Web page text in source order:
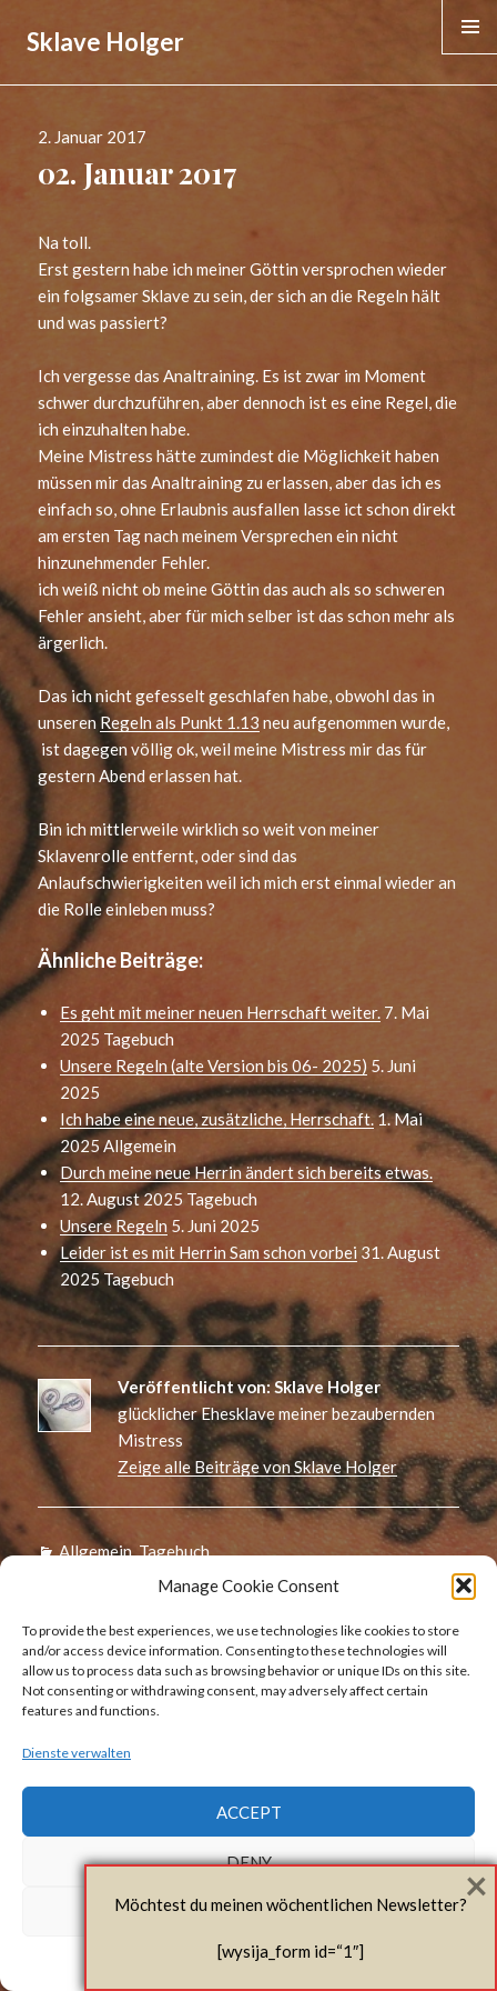
Manage Cookie Consent
To provide the best experiences, we use technologies like cookies to store
and/or access device information. Consenting to these technologies will
allow us to process data such as browsing behavior or unique IDs on this site.
Not consenting or withdrawing consent, may adversely affect certain
features and functions.
Dienste verwalten
ACCEPT
DENY
VIEW PREFERENCES
Cookie Policy
Sklave Holger
Veröffentlicht
2. Januar 2017
02. Januar 2017
Na toll.
Erst gestern habe ich meiner Göttin versprochen wieder
ein folgsamer Sklave zu sein, der sich an die Regeln hält
und was passiert?
Ich vergesse das Analtraining. Es ist zwar im Moment
schwer durchzuführen, aber dennoch ist es eine Regel, die
ich einzuhalten habe.
Meine Mistress hätte zumindest die Möglichkeit haben
müssen mir das Analtraining zu erlassen, aber das ich es
einfach so, ohne Erlaubnis ausfallen lasse ict schon direkt
am ersten Tag nach meinem Versprechen ein nicht
hinzunehmender Fehler.
ich weiß nicht ob meine Göttin das auch als so schweren
Fehler ansieht, aber für mich selber ist das schon mehr als
ärgerlich.
Das ich nicht gefesselt geschlafen habe, obwohl das in
unseren Regeln als Punkt 1.13 neu aufgenommen wurde,
ist dagegen völlig ok, weil meine Mistress mir das für
gestern Abend erlassen hat.
Bin ich mittlerweile wirklich so weit von meiner
Sklavenrolle entfernt, oder sind das
Anlaufschwierigkeiten weil ich mich erst einmal wieder an
die Rolle einleben muss?
Ähnliche Beiträge:
Es geht mit meiner neuen Herrschaft weiter. 7. Mai
2025 Tagebuch
Unsere Regeln (alte Version bis 06- 2025) 5. Juni
2025
Ich habe eine neue, zusätzliche, Herrschaft.1. Mai
2025 Allgemein
Durch meine neue Herrin ändert sich bereits etwas.
12. August 2025 Tagebuch
Unsere Regeln 5. Juni 2025
Leider ist es mit Herrin Sam schon vorbei 31. August
2025Tagebuch
Veröffentlicht von:Sklave Holger
glücklicher Ehesklave meiner bezaubernden
Mistress
Zeige alle Beiträge von Sklave Holger
Kategorien
Allgemein,Tagebuch
Beitragsnavigation
Zurück
Vorheriger
Beitrag:
Frohes neues Jahr
Weiter
Möchtest du meinen wöchentlichen Newsletter?
[wysija_form id=“1″]
×